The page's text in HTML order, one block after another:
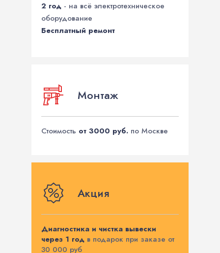
2 год - на всё электротехническое
оборудование
Бесплатный ремонт
Монтаж
Стоимость от 3000 руб. по Москве
Акция
Диагностика и чистка вывески
через 1 год в подарок при заказе от
30 000 руб